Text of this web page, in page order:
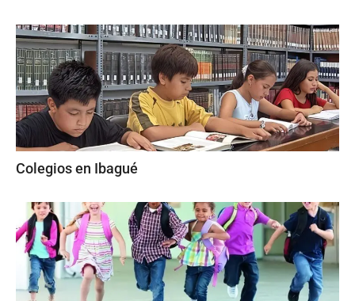
Colegios en Ibagué